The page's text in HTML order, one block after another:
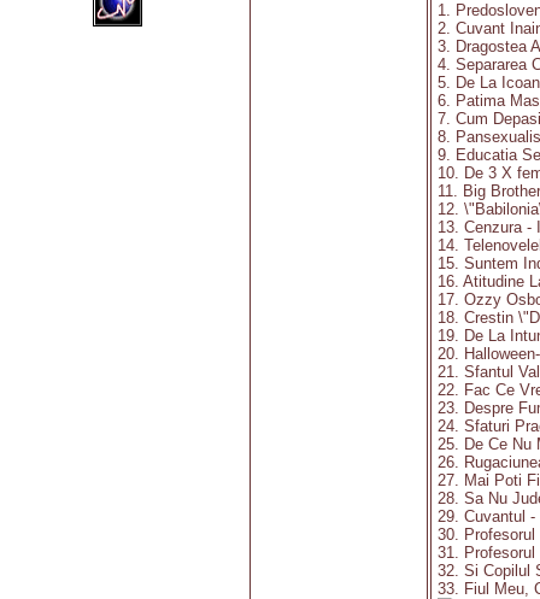
1.
2. Cuvant
3. Dragostea
4. Separarea
5. De La
6. Patima
7. Cum
8.
9. Educatia
10. De 3 X
11. Big
12.
13. Cenzura -
14.
15. Suntem
16. Atitudine
17. Ozzy
18. Crestin
19. De La
20.
21. Sfantul
22. Fac Ce
23. Despre
24. Sfaturi
25. De Ce Nu
26.
27. Mai Poti
28. Sa Nu
29. Cuvantul
30.
31.
32. Si Copilul
33. Fiul Meu,